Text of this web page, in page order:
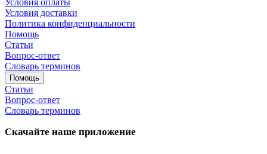
Условия оплаты
Условия доставки
Политика конфиденциальности
Помощь
Статьи
Вопрос-ответ
Словарь терминов
Помощь
Статьи
Вопрос-ответ
Словарь терминов
Скачайте наше приложение